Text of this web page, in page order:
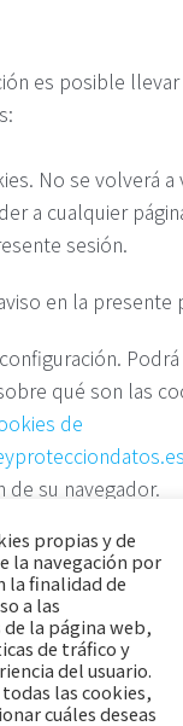
es posible llevar
No se volverá a
a cualquier
sesión.
en la presente
qué son las
de
de su navegador.
propias y de
la navegación por
la finalidad de
a las
la página web,
de tráfico y
del usuario.
las cookies,
cuáles deseas